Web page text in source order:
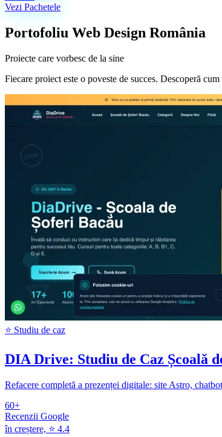
Vezi Pachetele
Portofoliu Web Design România
Proiecte care vorbesc de la sine
Fiecare proiect este o poveste de succes. Descoperă
⭐ Studiu de caz
DIA Drive: Studiu de Caz Școală
Refacere completă a prezenței digitale: site Astro,
60+
Recenzii Google
în creștere, ⭐ 4.4